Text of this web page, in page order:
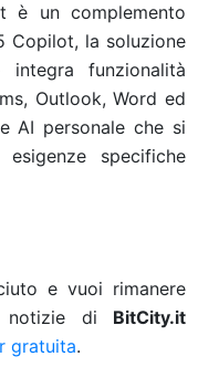
è un complemento
Copilot, la soluzione
funzionalità
Outlook, Word ed
AI personale che si
specifiche
e vuoi rimanere
notizie di BitCity.it
gratuita.